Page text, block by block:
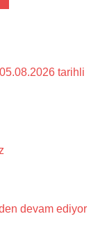
tarihli
devam ediyor